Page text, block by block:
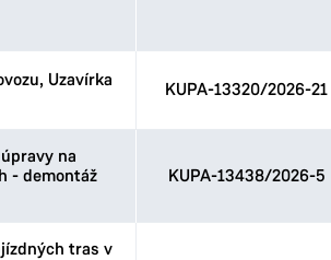
Uzavírka
KUPA-13320/2026-21
na
- demontáž
KUPA-13438/2026-5
tras v